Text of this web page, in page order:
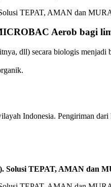
Aerob bagi
dll) secara biologis
Indonesia. Pengiriman dari
Solusi TEPAT, AMAN dan